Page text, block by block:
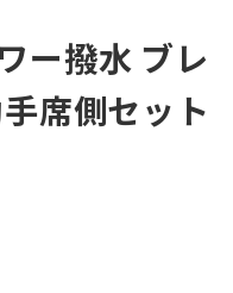
ー撥水 ブレ
席側セット